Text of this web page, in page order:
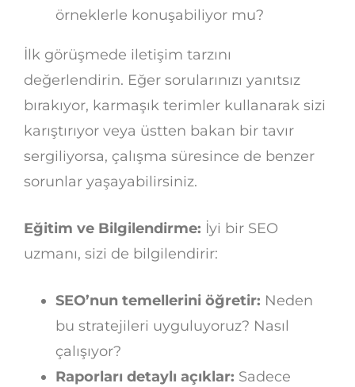
örneklerle konuşabiliyor mu?
İlk görüşmede iletişim tarzını
değerlendirin. Eğer sorularınızı yanıtsız
bırakıyor, karmaşık terimler kullanarak sizi
karıştırıyor veya üstten bakan bir tavır
sergiliyorsa, çalışma süresince de benzer
sorunlar yaşayabilirsiniz.
Eğitim ve Bilgilendirme: İyi bir SEO
uzmanı, sizi de bilgilendirir:
SEO’nun temellerini öğretir: Neden
bu stratejileri uyguluyoruz? Nasıl
çalışıyor?
Raporları detaylı açıklar: Sadece